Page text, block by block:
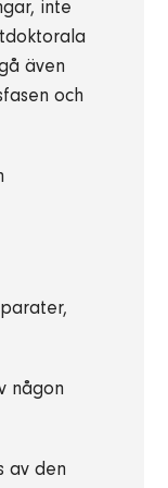
inte
även
och
någon
av den